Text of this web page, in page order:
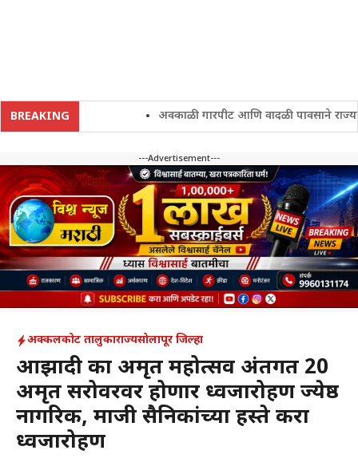
BREAKING अवकाळी गारपीट आणि वादळी पावसाने
---Advertisement---
अक्कलकोट तालुकाराज्यसोलापूर जिल्हा
आझादी का अमृत महोत्सव अंतर्गत 20
अमृत सरोवरवर होणार ध्वजारोहण ज्येष्ठ
नागरिक, माजी सैनिकांच्या हस्ते करा
ध्वजारोहण